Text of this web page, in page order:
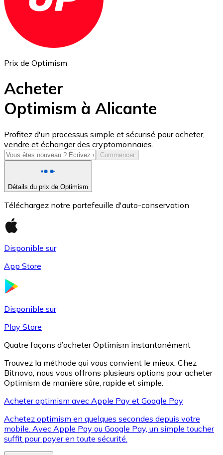
ETH
USD Coin
USDC
XRP
XRP
Prix de Optimism
Acheter
Optimism à Alicante
Profitez d'un processus simple et sécurisé pour acheter,
vendre et échanger des cryptomonnaies.
Commencer
Détails du prix de Optimism
Téléchargez notre portefeuille d'auto-conservation
Disponible sur
App Store
Disponible sur
Play Store
Quatre façons d’acheter Optimism instantanément
Trouvez la méthode qui vous convient le mieux. Chez
Bitnovo, nous vous offrons plusieurs options pour acheter
Optimism de manière sûre, rapide et simple.
Acheter optimism avec Apple Pay et Google Pay
Achetez optimism en quelques secondes depuis votre
mobile. Avec Apple Pay ou Google Pay, un simple toucher
suffit pour payer en toute sécurité.